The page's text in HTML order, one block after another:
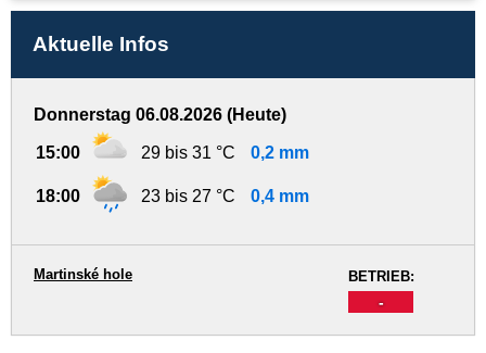
Aktuelle Infos
Donnerstag 06.08.2026 (Heute)
15:00 29 bis 31 °C 0,2 mm
18:00 23 bis 27 °C 0,4 mm
BETRIEB:
-
Martinské hole